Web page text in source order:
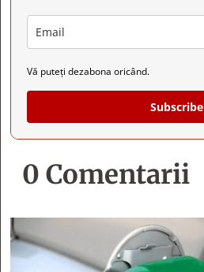
Vă puteți dezabona oricând.
Subscribe
0 Comentarii